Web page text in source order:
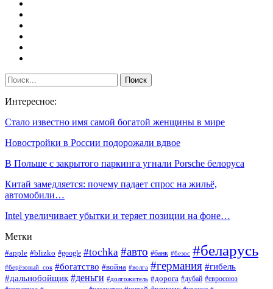
Интересное:
Стало известно имя самой богатой женщины в мире
Новостройки в России подорожали вдвое
В Польше с закрытого паркинга угнали Porsche белоруса
Китай замедляется: почему падает спрос на жильё,
автомобили…
Intel увеличивает убытки и теряет позиции на фоне…
Метки
#apple #blizko #google #tochka #авто #банк #безос #беларусь
#берёзовый_сок #богатство #война #волга #германия #гибель
#дальнобойщик #деньги #долгожитель #дорога #дубай #евросоюз